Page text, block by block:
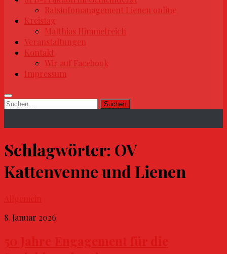
Ratsinfomanagement Lienen online
Kreistag
Matthias Himmelreich
Veranstaltungen
Kontakt
Wir auf Facebook
Impressum
Suchen
Schlagwörter: OV
Kattenvenne und Lienen
8. Januar 2026